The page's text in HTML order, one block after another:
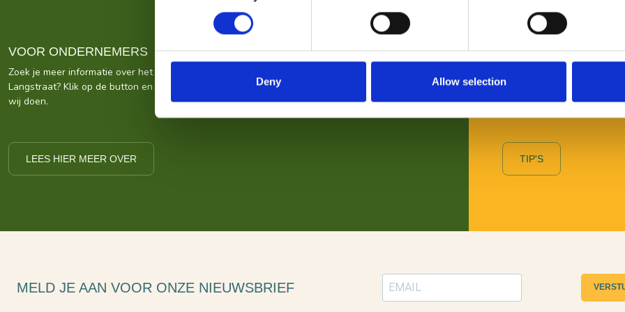
Deny Allow selection
VOOR ONDERNEMERS
Zoek je meer informatie over het bedrijf achter Bezoek De
Langstraat? Klik op de button en kom alles te weten over ons wat
wij doen.
LEES HIER MEER OVER
VOOR BEZOEKERS
Benieuwd naar wat er
wil je daarover graag
Toeristische
TIP'S
MELD JE AAN VOOR ONZE NIEUWSBRIEF